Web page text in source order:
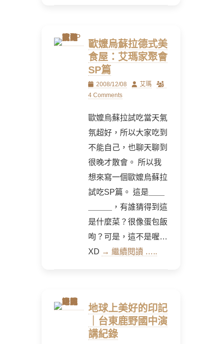
歐嬤烏蘇拉德式美
食屋：艾瑪家聚會
SP篇
Posted
on
2008/12/08 Author
艾瑪
4 Comments
歐嬤烏蘇拉試吃當天氣
氛超好，所以大家吃到
不能自己，也聊天聊到
很晚才散會。 所以我
想來寫一個歐嬤烏蘇拉
試吃SP篇。 這是＿＿
＿＿＿，有誰猜得到這
是什麼菜？很像蛋包飯
呴？可是，這不是喔…
XD → 繼續閱讀 …..
地球上美好的印記
｜台東鹿野國中演
講紀錄